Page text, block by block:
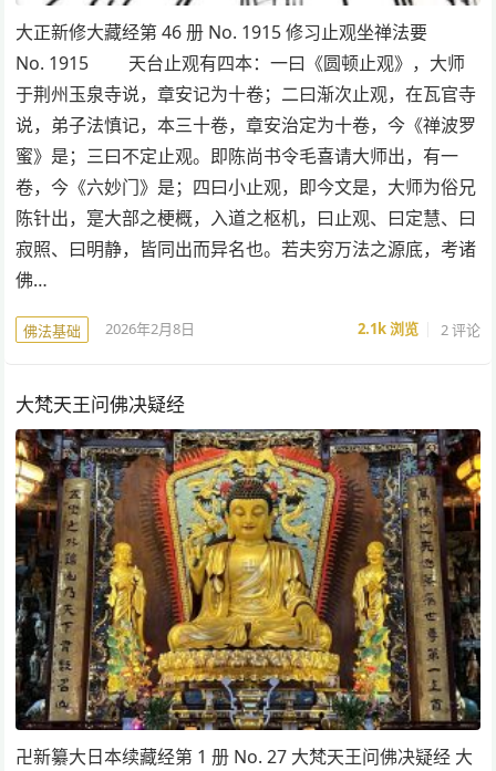
大正新修大藏经第 46 册 No. 1915 修习止观坐禅法要
No. 1915 天台止观有四本：一曰《圆顿止观》，大师
于荆州玉泉寺说，章安记为十卷；二曰渐次止观，在瓦官寺
说，弟子法慎记，本三十卷，章安治定为十卷，今《禅波罗
蜜》是；三曰不定止观。即陈尚书令毛喜请大师出，有一
卷，今《六妙门》是；四曰小止观，即今文是，大师为俗兄
陈针出，寔大部之梗概，入道之枢机，曰止观、曰定慧、曰
寂照、曰明静，皆同出而异名也。若夫穷万法之源底，考诸
佛…
佛法基础 2026年2月8日 2.1k浏览 2 评论
大梵天王问佛决疑经
卍新纂大日本续藏经第 1 册 No. 27 大梵天王问佛决疑经 大